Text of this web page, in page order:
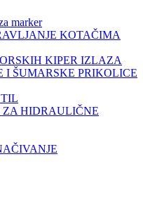
marker
KOTAČIMA
KIPER IZLAZA
I ŠUMARSKE PRIKOLICE
ZA HIDRAULIČNE